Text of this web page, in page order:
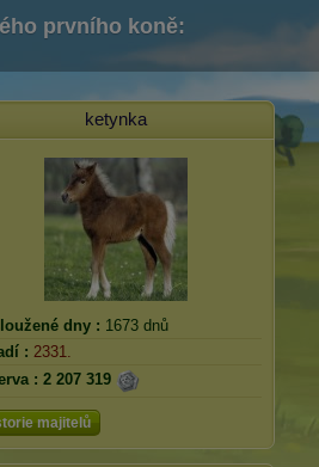
prvního koně:
ketynka
dny : 1673 dnů
: 2331.
: 2 207 319
majitelů